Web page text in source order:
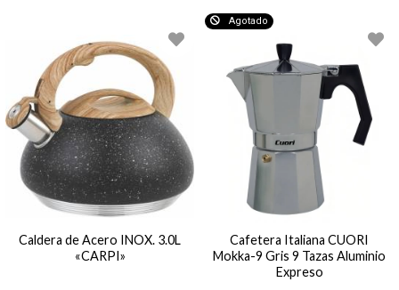
Caldera de Acero INOX. 3.0L
«CARPI»
Agotado
Cafetera Italiana CUORI
Mokka-9 Gris 9 Tazas Aluminio
Expreso